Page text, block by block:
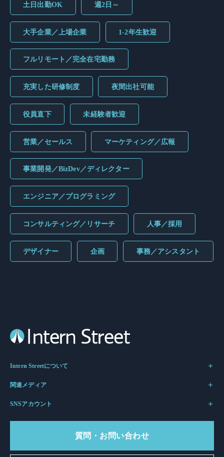
土日出勤OK 週2日～
大手企業／上場企業 1-2年生歓迎
フルリモート／完全在宅勤務
充実した研修制度 夜間出社可能
役員直下 未経験者歓迎
営業／セールス マーケティング／広報
事業開発／BizDev／ディレクター
エンジニア／プログラミング
コンサルティング／リサーチ 人事／採用
デザイナー 企画 事務／アシスタント
Intern Streetについて
関連メディア
SNSアカウント
質問・お問い合わせ